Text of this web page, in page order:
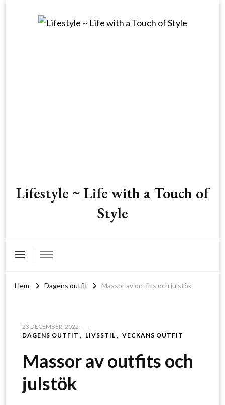
Lifestyle ~ Life with a Touch of
Style
Hem Dagens outfit Massor av outfits och julstök
23 DECEMBER, 2022
DAGENS OUTFIT
LIVSSTIL VECKANS OUTFIT
Massor av outfits och
julstök